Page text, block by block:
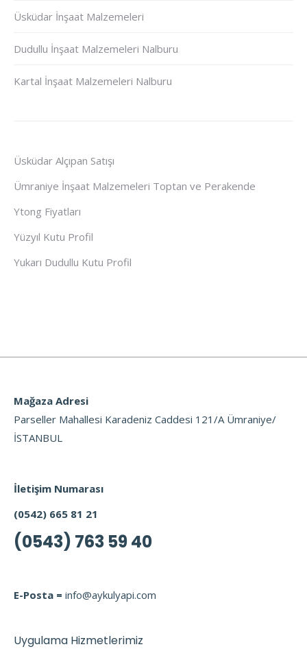
Üsküdar İnşaat Malzemeleri
Dudullu İnşaat Malzemeleri Nalburu
Kartal İnşaat Malzemeleri Nalburu
Üsküdar Alçıpan Satışı
Ümraniye İnşaat Malzemeleri Toptan ve Perakende
Ytong Fiyatları
Yüzyıl Kutu Profil
Yukarı Dudullu Kutu Profil
Mağaza Adresi
Parseller Mahallesi Karadeniz Caddesi 121/A Ümraniye/
İSTANBUL
İletişim Numarası
(0542) 665 81 21
(0543) 763 59 40
E-Posta = info@aykulyapi.com
Uygulama Hizmetlerimiz